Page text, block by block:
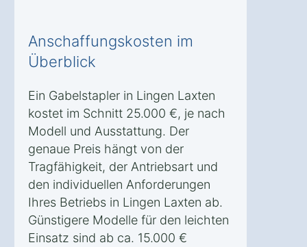
Anschaffungskosten im
Überblick
Ein Gabelstapler in Lingen Laxten
kostet im Schnitt 25.000 €, je nach
Modell und Ausstattung. Der
genaue Preis hängt von der
Tragfähigkeit, der Antriebsart und
den individuellen Anforderungen
Ihres Betriebs in Lingen Laxten ab.
Günstigere Modelle für den leichten
Einsatz sind ab ca. 15.000 €